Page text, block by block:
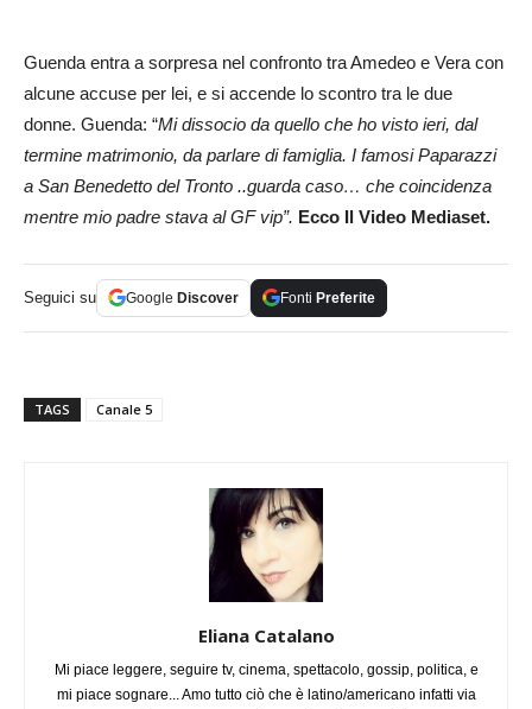
Guenda entra a sorpresa nel confronto tra Amedeo e Vera con
alcune accuse per lei, e si accende lo scontro tra le due
donne. Guenda: “Mi dissocio da quello che ho visto ieri, dal
termine matrimonio, da parlare di famiglia. I famosi Paparazzi
a San Benedetto del Tronto ..guarda caso… che coincidenza
mentre mio padre stava al GF vip”. Ecco Il Video Mediaset.
Seguici su Google Discover Fonti Preferite
TAGS Canale 5
Eliana Catalano
Mi piace leggere, seguire tv, cinema, spettacolo, gossip, politica, e
mi piace sognare... Amo tutto ciò che è latino/americano infatti via